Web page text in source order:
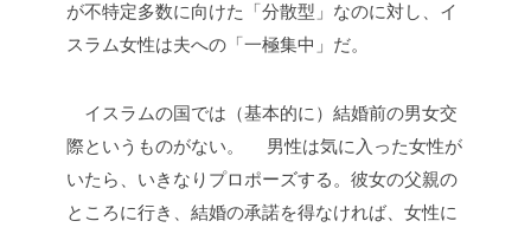
が不特定多数に向けた「分散型」なのに対し、イ
スラム女性は夫への「一極集中」だ。
イスラムの国では（基本的に）結婚前の男女交
際というものがない。
男性は気に入った女性が
いたら、いきなりプロポーズする。彼女の父親の
ところに行き、結婚の承諾を得なければ、女性に